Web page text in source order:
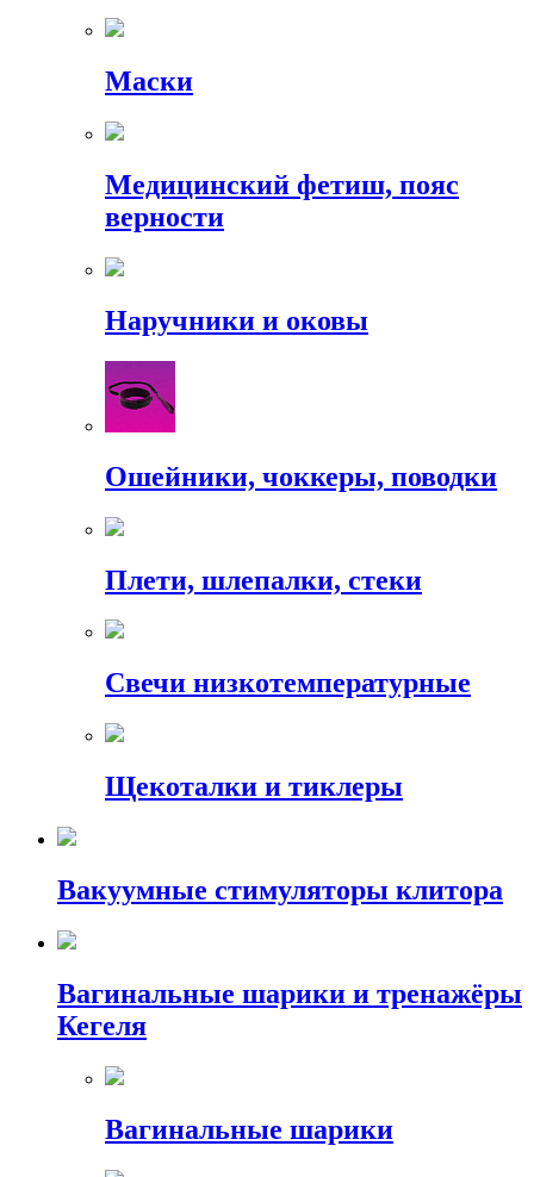
Маски
Медицинский фетиш, пояс
верности
Наручники и оковы
Ошейники, чоккеры, поводки
Плети, шлепалки, стеки
Свечи низкотемпературные
Щекоталки и тиклеры
Вакуумные стимуляторы клитора
Вагинальные шарики и тренажёры
Кегеля
Вагинальные шарики